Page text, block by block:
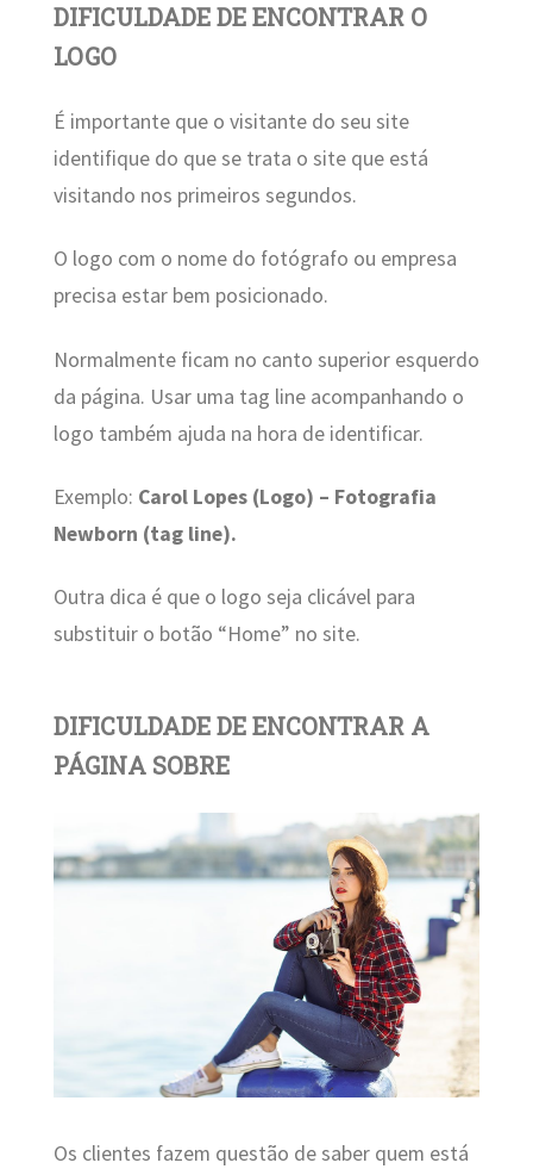
DIFICULDADE DE ENCONTRAR O
LOGO
É importante que o visitante do seu site
identifique do que se trata o site que está
visitando nos primeiros segundos.
O logo com o nome do fotógrafo ou empresa
precisa estar bem posicionado.
Normalmente ficam no canto superior esquerdo
da página. Usar uma tag line acompanhando o
logo também ajuda na hora de identificar.
Exemplo: Carol Lopes (Logo) – Fotografia
Newborn (tag line).
Outra dica é que o logo seja clicável para
substituir o botão “Home” no site.
DIFICULDADE DE ENCONTRAR A
PÁGINA SOBRE
Os clientes fazem questão de saber quem está